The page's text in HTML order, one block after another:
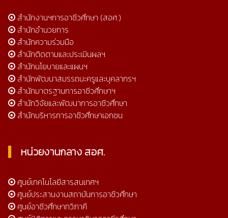
สำนักงานฯการอาชีวศึกษา (สอศ.)
สำนักอำนวยการ
สำนักความร่วมมือ
สำนักติดตามและประเมินผลฯ
สำนักนโยบายและแผนฯ
สำนักพัฒนาสมรรถนะครูและบุคลากรฯ
สำนักมาตรฐานการอาชีวศึกษาฯ
สำนักวิจัยและพัฒนาการอาชีวศึกษา
สำนักบริหารการอาชีวศึกษาเอกชน
หน่วยงานกลาง สอศ.
ศูนย์เทคโนโลยีสารสนเทศฯ
ศูนย์ประสานงานสถาบันการอาชีวศึกษา
ศูนย์อาชีวศึกษาทวิภาคี